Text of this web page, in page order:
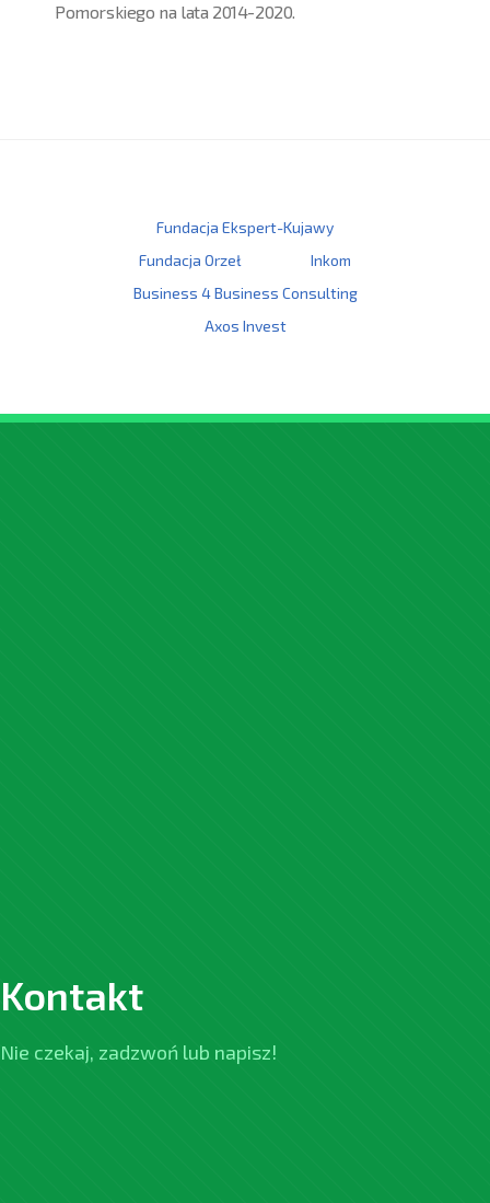
Pomorskiego na lata 2014-2020.
Fundacja Ekspert-Kujawy
Fundacja Orzeł
Inkom
Business 4 Business Consulting
Axos Invest
Kontakt
Nie czekaj, zadzwoń lub napisz!